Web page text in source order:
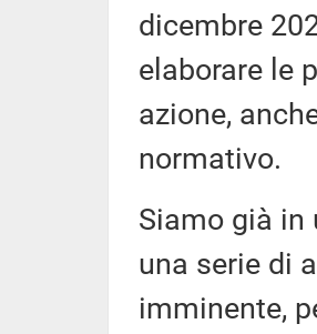
dicembre
elaborare le
azione,
normativo.
Siamo già in
una serie di
imminente,